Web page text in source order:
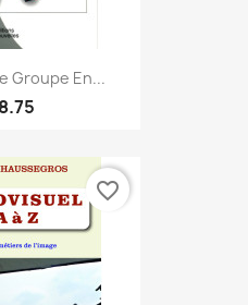
Groupe En...
favorite_border